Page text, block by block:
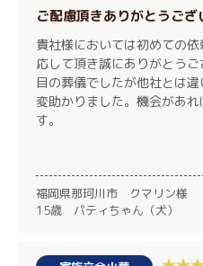
ご配慮頂きありがとうござ
貴社様においては初めての
応して頂き誠にありがとう
目の葬儀でしたが他社とは
変助かりました。機会があ
す。
福岡県那珂川市 クマリン様
15歳 パティちゃん（犬）